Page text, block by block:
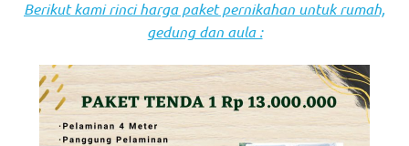
Berikut kami rinci harga paket pernikahan untuk rumah,
gedung dan aula :